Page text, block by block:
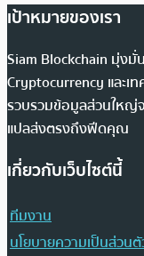
เป้าหมายของเรา
Siam Blockchain มุ่งมั่
Cryptocurrency และเ
รวบรวมข้อมูลส่วนใหญ่จ
แปลส่งตรงถึงฟีดคุณ
เกี่ยวกับเว็บไซต์นี้
ทีมงาน
นโยบายความเป็นส่วน